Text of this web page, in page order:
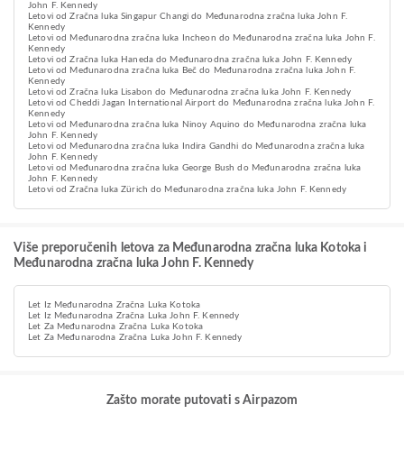
John F. Kennedy
Letovi od Zračna luka Singapur Changi do Međunarodna zračna luka John F.
Kennedy
Letovi od Međunarodna zračna luka Incheon do Međunarodna zračna luka John F.
Kennedy
Letovi od Zračna luka Haneda do Međunarodna zračna luka John F. Kennedy
Letovi od Međunarodna zračna luka Beč do Međunarodna zračna luka John F.
Kennedy
Letovi od Zračna luka Lisabon do Međunarodna zračna luka John F. Kennedy
Letovi od Cheddi Jagan International Airport do Međunarodna zračna luka John F.
Kennedy
Letovi od Međunarodna zračna luka Ninoy Aquino do Međunarodna zračna luka
John F. Kennedy
Letovi od Međunarodna zračna luka Indira Gandhi do Međunarodna zračna luka
John F. Kennedy
Letovi od Međunarodna zračna luka George Bush do Međunarodna zračna luka
John F. Kennedy
Letovi od Zračna luka Zürich do Međunarodna zračna luka John F. Kennedy
Više preporučenih letova za Međunarodna zračna luka Kotoka i
Međunarodna zračna luka John F. Kennedy
Let Iz Međunarodna Zračna Luka Kotoka
Let Iz Međunarodna Zračna Luka John F. Kennedy
Let Za Međunarodna Zračna Luka Kotoka
Let Za Međunarodna Zračna Luka John F. Kennedy
Zašto morate putovati s Airpazom